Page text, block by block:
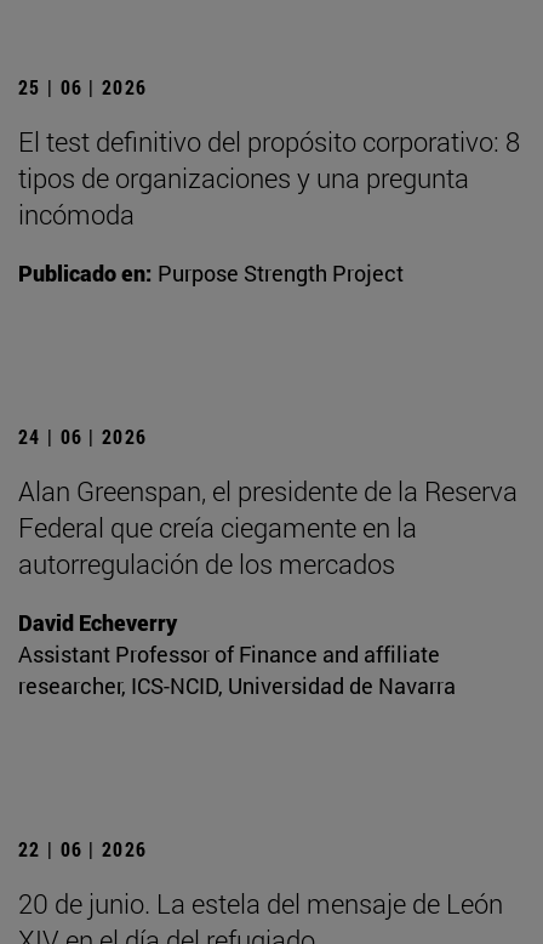
25 | 06 | 2026
El test definitivo del propósito corporativo: 8
tipos de organizaciones y una pregunta
incómoda
Publicado en: Purpose Strength Project
24 | 06 | 2026
Alan Greenspan, el presidente de la Reserva
Federal que creía ciegamente en la
autorregulación de los mercados
David Echeverry
Assistant Professor of Finance and affiliate
researcher, ICS-NCID, Universidad de Navarra
22 | 06 | 2026
20 de junio. La estela del mensaje de León